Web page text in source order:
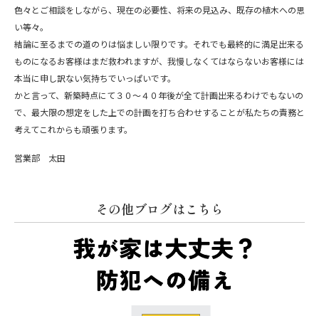
色々とご相談をしながら、現在の必要性、将来の見込み、既存の植木への思
い等々。
結論に至るまでの道のりは悩ましい限りです。それでも最終的に満足出来る
ものになるお客様はまだ救われますが、我慢しなくてはならないお客様には
本当に申し訳ない気持ちでいっぱいです。
かと言って、新築時点にて３０～４０年後が全て計画出来るわけでもないの
で、最大限の想定をした上での計画を打ち合わせすることが私たちの責務と
考えてこれからも頑張ります。
営業部 太田
その他ブログはこちら